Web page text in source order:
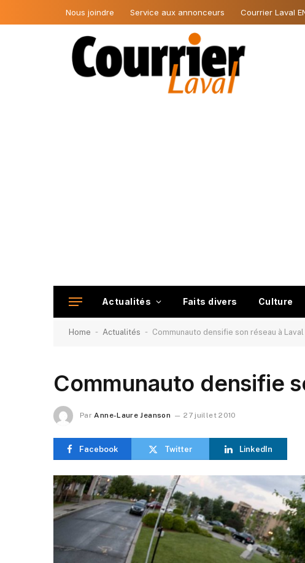
Nous joindre Service aux annonceurs Courrier Laval
Actualités Faits divers Culture
Home - Actualités - Communauto densifie son réseau à Laval
Communauto densifie
Par Anne-Laure Jeanson 27 juillet 2010
Facebook Twitter LinkedIn